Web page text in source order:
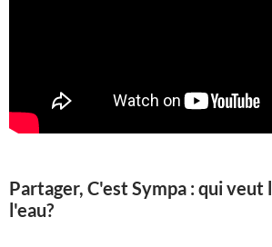
Partager, C'est Sympa : qui veut
l'eau?